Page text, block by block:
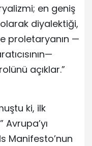
en geniş
diyalektiği,
proletaryanın —
açıklar.”
ki, ilk
Manifesto’nun